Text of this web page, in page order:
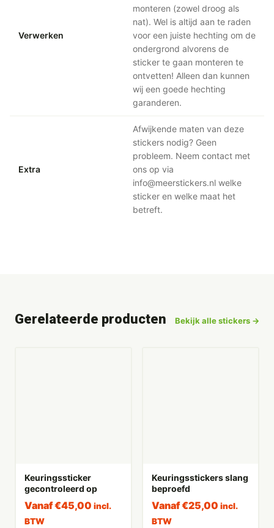
Verwerken
monteren (zowel droog als
nat). Wel is altijd aan te raden
voor een juiste hechting om de
ondergrond alvorens de
sticker te gaan monteren te
ontvetten! Alleen dan kunnen
wij een goede hechting
garanderen.
Extra
Afwijkende maten van deze
stickers nodig? Geen
probleem. Neem contact met
ons op via
info@meerstickers.nl welke
sticker en welke maat het
betreft.
Gerelateerde producten Bekijk alle stickers →
Keuringssticker
gecontroleerd op
Vanaf€45,00 incl.
BTW
Keuringsstickers slang
beproefd
Vanaf€25,00 incl.
BTW